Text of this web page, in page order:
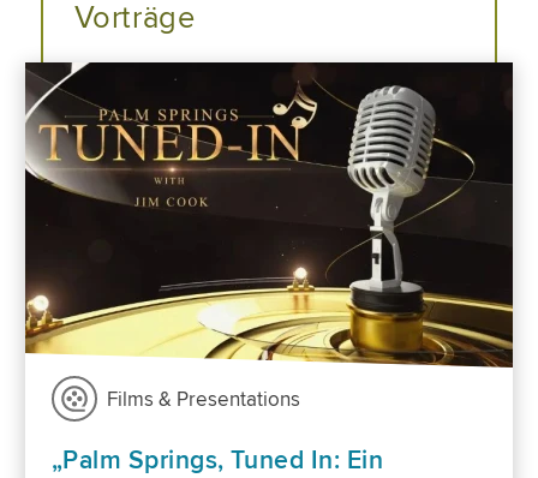
Vorträge
Films & Presentations
„Palm Springs, Tuned In: Ein